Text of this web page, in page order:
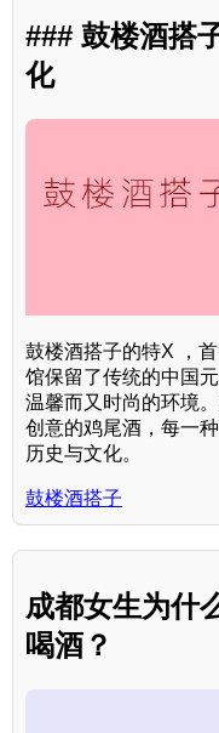
### 鼓楼酒搭
化
鼓楼酒搭子的特X ，
馆保留了传统的中国
温馨而又时尚的环境
创意的鸡尾酒，每一
历史与文化。
鼓楼酒搭子
成都女生为什
喝酒？